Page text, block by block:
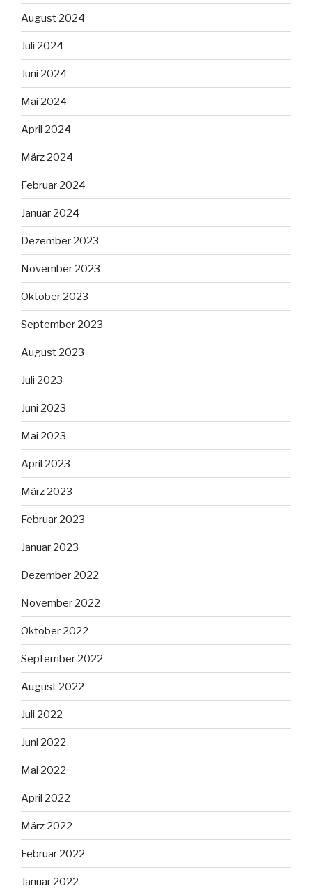
August 2024
Juli 2024
Juni 2024
Mai 2024
April 2024
März 2024
Februar 2024
Januar 2024
Dezember 2023
November 2023
Oktober 2023
September 2023
August 2023
Juli 2023
Juni 2023
Mai 2023
April 2023
März 2023
Februar 2023
Januar 2023
Dezember 2022
November 2022
Oktober 2022
September 2022
August 2022
Juli 2022
Juni 2022
Mai 2022
April 2022
März 2022
Februar 2022
Januar 2022